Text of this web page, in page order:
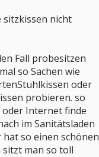
sitzkissen nicht
Fall probesitzen
so Sachen wie
oder
probieren. so
oder Internet finde
im Sanitätsladen
so einen schönen
sitzt man so toll